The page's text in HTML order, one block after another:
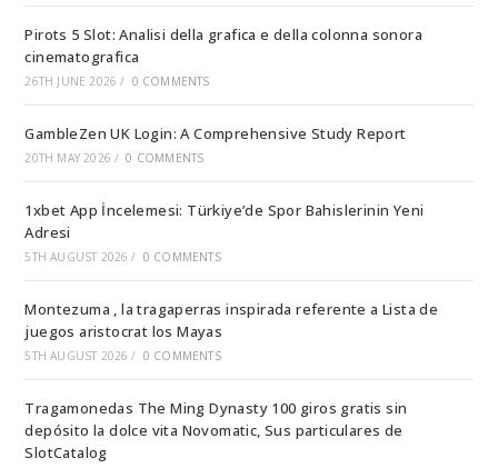
Pirots 5 Slot: Analisi della grafica e della colonna sonora
cinematografica
26TH JUNE 2026 / 0 COMMENTS
GambleZen UK Login: A Comprehensive Study Report
20TH MAY 2026 / 0 COMMENTS
1xbet App İncelemesi: Türkiye’de Spor Bahislerinin Yeni
Adresi
5TH AUGUST 2026 / 0 COMMENTS
Montezuma , la tragaperras inspirada referente a Lista de
juegos aristocrat los Mayas
5TH AUGUST 2026 / 0 COMMENTS
Tragamonedas The Ming Dynasty 100 giros gratis sin
depósito la dolce vita Novomatic, Sus particulares de
SlotCatalog